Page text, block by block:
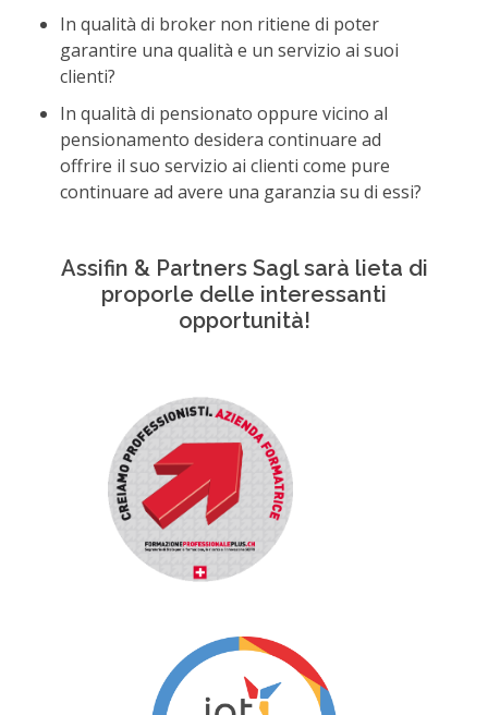
In qualità di broker non ritiene di poter
garantire una qualità e un servizio ai suoi
clienti?
In qualità di pensionato oppure vicino al
pensionamento desidera continuare ad
offrire il suo servizio ai clienti come pure
continuare ad avere una garanzia su di essi?
Assifin & Partners Sagl sarà lieta di
proporle delle interessanti
opportunità!